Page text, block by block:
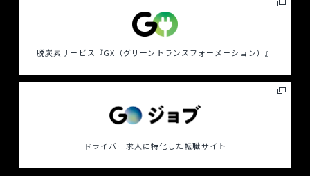
脱炭素サービス 『GX（グリーントランスフォーメーション）』
ドライバー求人に特化した転職サイト